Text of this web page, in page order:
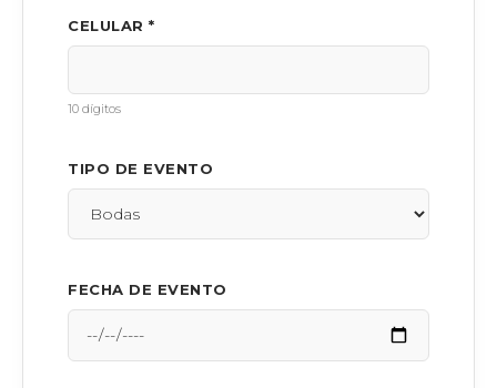
CELULAR *
10 dígitos
TIPO DE EVENTO
FECHA DE EVENTO